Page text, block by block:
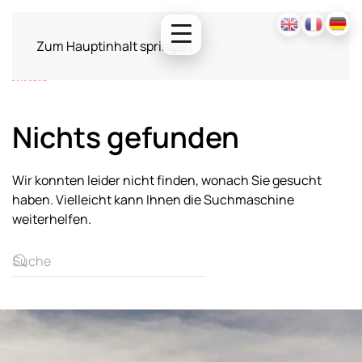
Zum Hauptinhalt springen
Nichts gefunden
Wir konnten leider nicht finden, wonach Sie gesucht
haben. Vielleicht kann Ihnen die Suchmaschine
weiterhelfen.